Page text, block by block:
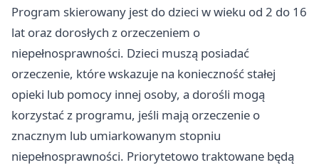
Program skierowany jest do dzieci w wieku od 2 do 16
lat oraz dorosłych z orzeczeniem o
niepełnosprawności. Dzieci muszą posiadać
orzeczenie, które wskazuje na konieczność stałej
opieki lub pomocy innej osoby, a dorośli mogą
korzystać z programu, jeśli mają orzeczenie o
znacznym lub umiarkowanym stopniu
niepełnosprawności. Priorytetowo traktowane będą